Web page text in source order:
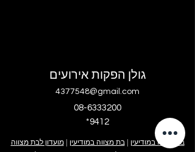
גולן הפקות אירועים
4377548@gmail.com
08-6333200
בר מצווה במודיעין |בת מצווה במודיעין |מועדון לבת מצווה
*9412